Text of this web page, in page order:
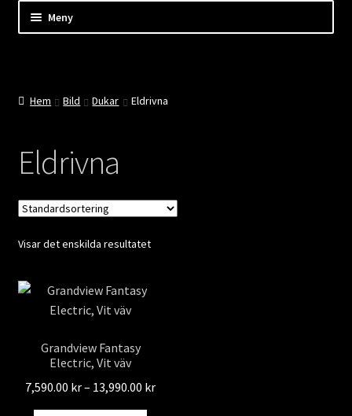
till
till
Meny
Kassan
Kundtjänst
Företaget
Hem Bild Dukar Eldrivna
Eldrivna
Visar det enskilda resultatet
Grandview Fantasy
Electric, Vit väv
7,590.00 kr– 13,990.00 krPrisintervall: